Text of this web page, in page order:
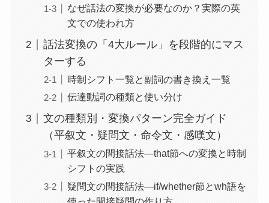
なぜ話法の変換が必要なのか？実際の英
文での使われ方
話法変換の「4大ルール」を段階的にマス
ターする
時制シフト一覧と副詞の書き換え一覧
伝達動詞の種類と使い分け
文の種類別・変換パターン完全ガイド
（平叙文・疑問文・命令文・感嘆文）
平叙文の間接話法—that節への変換と時制
シフトの実践
疑問文の間接話法—if/whether節とwh語を